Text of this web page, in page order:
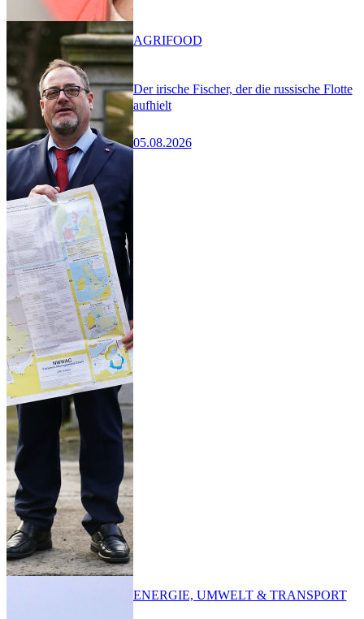
Der irische Fischer, der die russische Flotte
aufhielt
05.08.2026
AGRIFOOD
ENERGIE, UMWELT & TRANSPORT